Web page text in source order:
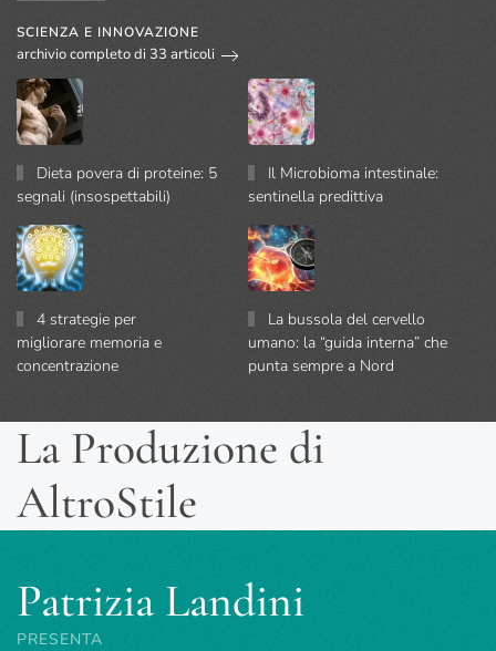
SCIENZA E INNOVAZIONE
archivio completo di 33 articoli
Dieta povera di proteine: 5
segnali (insospettabili)
Il Microbioma intestinale:
sentinella predittiva
4 strategie per
migliorare memoria e
concentrazione
La bussola del cervello
umano: la “guida interna” che
punta sempre a Nord
La Produzione di
AltroStile
Patrizia Landini
PRESENTA